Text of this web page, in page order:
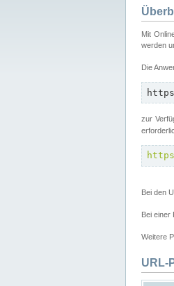
Mit
werden
Die
zur
Bei den
Bei einer
Weitere
URL-